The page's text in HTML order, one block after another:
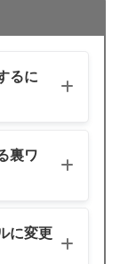
るに
裏ワ
に変更